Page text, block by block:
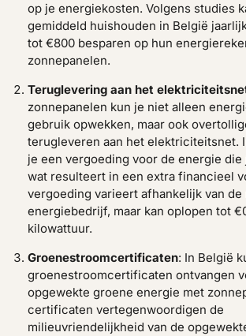
op je energiekosten. Volgens studies
gemiddeld huishouden in België
tot €800 besparen op hun
zonnepanelen.
Teruglevering aan het
zonnepanelen kun je niet alleen
gebruik opwekken, maar ook
terugleveren aan het elektriciteitsnet.
je een vergoeding voor de energie
wat resulteert in een extra financieel
vergoeding varieert afhankelijk van
energiebedrijf, maar kan oplopen tot
kilowattuur.
Groenestroomcertificaten: In België
groenestroomcertificaten ontvangen
opgewekte groene energie met
certificaten vertegenwoordigen de
milieuvriendelijkheid van de